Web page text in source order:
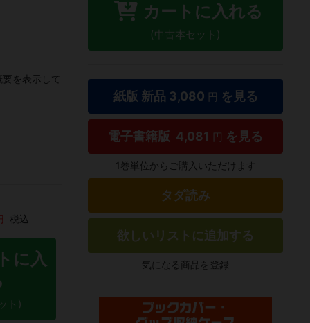
を表示して
税込
に入
ト)
カートに入れる
(中古本セット)
紙版 新品 3,080 円 を見る
電子書籍版 4,081 円 を見る
1巻単位からご購入いただけます
タダ読み
欲しいリストに追加する
気になる商品を登録